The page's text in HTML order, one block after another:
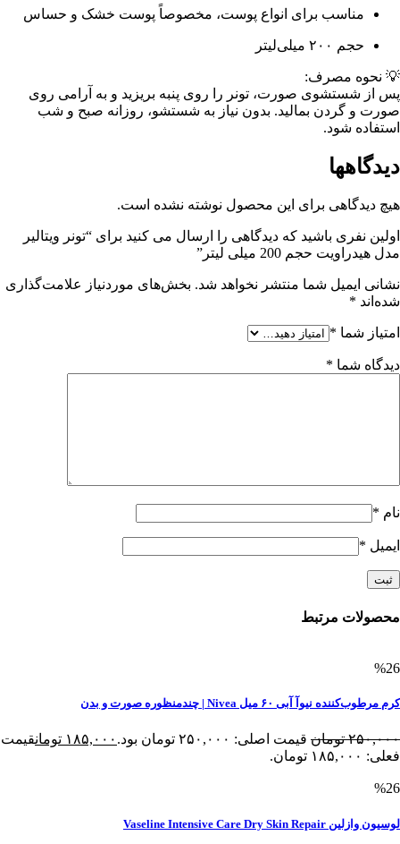
مناسب برای انواع پوست، مخصوصاً پوست خشک و حساس
حجم ۲۰۰ میلی‌لیتر
💡 نحوه مصرف:
پس از شستشوی صورت، تونر را روی پنبه بریزید و به آرامی روی
صورت و گردن بمالید. بدون نیاز به شستشو، روزانه صبح و شب
استفاده شود.
دیدگاهها
هیچ دیدگاهی برای این محصول نوشته نشده است.
اولین نفری باشید که دیدگاهی را ارسال می کنید برای “تونر ویتالیر
مدل هیدراویت حجم 200 میلی لیتر”
نشانی ایمیل شما منتشر نخواهد شد. بخش‌های موردنیاز علامت‌گذاری
شده‌اند *
امتیاز شما *
دیدگاه شما *
نام *
ایمیل *
محصولات مرتبط
%26
کرم مرطوب‌کننده نیوآ آبی ۶۰ میل Nivea | چندمنظوره صورت و بدن
۲۵۰,۰۰۰ تومان قیمت اصلی: ۲۵۰,۰۰۰ تومان بود. ۱۸۵,۰۰۰ تومانقیمت
فعلی: ۱۸۵,۰۰۰ تومان.
%26
لوسیون وازلین Vaseline Intensive Care Dry Skin Repair